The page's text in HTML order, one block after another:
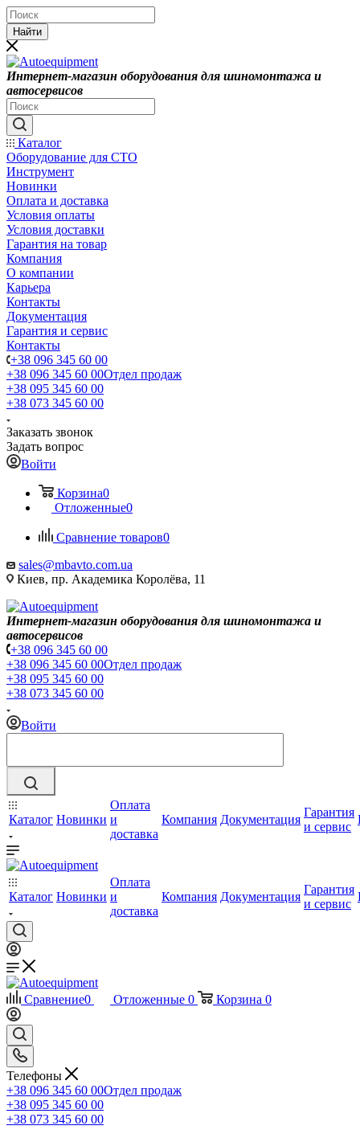
Найти
Интернет-магазин оборудования для шиномонтажа и
автосервисов
Каталог
Оборудование для СТО
Инструмент
Новинки
Оплата и доставка
Условия оплаты
Условия доставки
Гарантия на товар
Компания
О компании
Карьера
Контакты
Документация
Гарантия и сервис
Контакты
+38 096 345 60 00
+38 096 345 60 00Отдел продаж
+38 095 345 60 00
+38 073 345 60 00
Заказать звонок
Задать вопрос
Войти
Корзина0
Отложенные0
Сравнение товаров0
sales@mbavto.com.ua
Киев, пр. Академика Королёва, 11
Интернет-магазин оборудования для шиномонтажа и
автосервисов
+38 096 345 60 00
+38 096 345 60 00Отдел продаж
+38 095 345 60 00
+38 073 345 60 00
Войти
Каталог Новинки
Оплата
и
доставка
Компания Документация
Гарантия
и сервис
Каталог Новинки
Оплата
и
доставка
Компания Документация
Гарантия
и сервис
Сравнение0 Отложенные 0 Корзина 0
Телефоны
+38 096 345 60 00Отдел продаж
+38 095 345 60 00
+38 073 345 60 00